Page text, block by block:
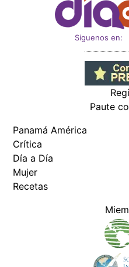
Siguenos en:
Paute
Panamá América
Crítica
Día a Día
Mujer
Recetas